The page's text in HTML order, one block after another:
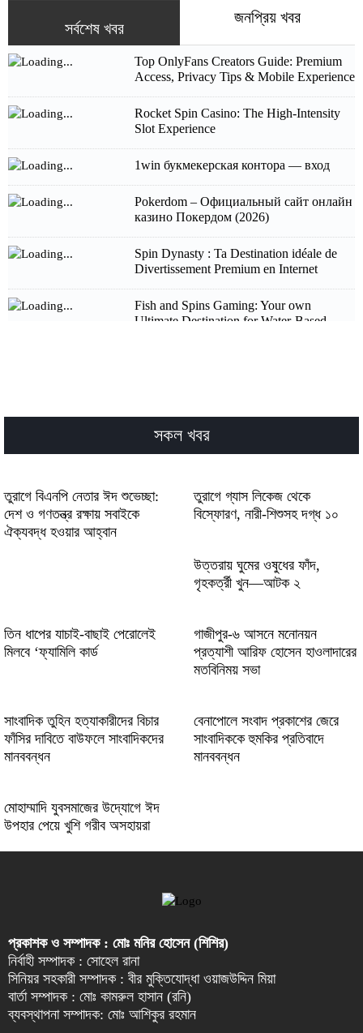
সর্বশেষ খবর
জনপ্রিয় খবর
Top OnlyFans Creators Guide: Premium
Access, Privacy Tips & Mobile Experience
Rocket Spin Casino: The High‑Intensity
Slot Experience
1win букмекерская контора — вход
Pokerdom – Официальный сайт онлайн
казино Покердом (2026)
Spin Dynasty : Ta Destination idéale de
Divertissement Premium en Internet
Fish and Spins Gaming: Your own
Ultimate Destination for Water-Based
High‑Intensity Slots for Fast‑Paced Players
von win beatz für ambitionierte
Klanggestalter weiter
road skapar adrenalin för våghalsiga förare
সকল খবর
তুরাগে বিএনপি নেতার ঈদ শুভেচ্ছা:
দেশ ও গণতন্ত্র রক্ষায় সবাইকে
ঐক্যবদ্ধ হওয়ার আহ্বান
তুরাগে গ্যাস লিকেজ থেকে
বিস্ফোরণ, নারী-শিশুসহ দগ্ধ ১০
উত্তরায় ঘুমের ওষুধের ফাঁদ,
গৃহকর্ত্রী খুন—আটক ২
তিন ধাপের যাচাই-বাছাই পেরোলেই
মিলবে ‘ফ্যামিলি কার্ড
গাজীপুর-৬ আসনে মনোনয়ন
প্রত্যাশী আরিফ হোসেন হাওলাদারের
মতবিনিময় সভা
সাংবাদিক তুহিন হত্যাকারীদের বিচার
ফাঁসির দাবিতে বাউফলে সাংবাদিকদের
মানববন্ধন
বেনাপোলে সংবাদ প্রকাশের জেরে
সাংবাদিককে হুমকির প্রতিবাদে
মানববন্ধন
মোহাম্মাদি যুবসমাজের উদ্যোগে ঈদ
উপহার পেয়ে খুশি গরীব অসহায়রা
প্রকাশক ও সম্পাদক : মোঃ মনির হোসেন (শিশির)
নির্বাহী সম্পাদক : সোহেল রানা
সিনিয়র সহকারী সম্পাদক : বীর মুক্তিযোদ্ধা ওয়াজউদ্দিন মিয়া
বার্তা সম্পাদক : মোঃ কামরুল হাসান (রনি)
ব্যবস্থাপনা সম্পাদক: মোঃ আশিকুর রহমান